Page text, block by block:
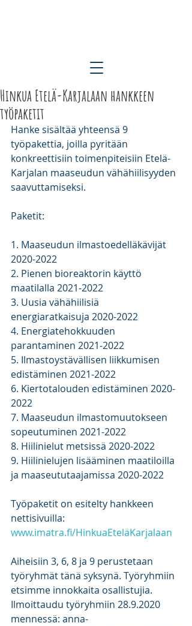
Hinkua Etelä-Karjalaan hankkeen
työpaketit
Hanke sisältää yhteensä 9
työpakettia, joilla pyritään
konkreettisiin toimenpiteisiin Etelä-
Karjalan maaseudun vähähiilisyyden
saavuttamiseksi.
Paketit:
1. Maaseudun ilmastoedelläkävijät
2020-2022
2. Pienen bioreaktorin käyttö
maatilalla 2021-2022
3. Uusia vähähiilisiä
energiaratkaisuja 2020-2022
4. Energiatehokkuuden
parantaminen 2021-2022
5. Ilmastoystävällisen liikkumisen
edistäminen 2021-2022
6. Kiertotalouden edistäminen 2020-
2022
7. Maaseudun ilmastomuutokseen
sopeutuminen 2021-2022
8. Hiilinielut metsissä 2020-2022
9. Hiilinielujen lisääminen maatiloilla
ja maaseututaajamissa 2020-2022
Työpaketit on esitelty hankkeen
nettisivuilla:
www.imatra.fi/HinkuaEteläKarjalaan
Aiheisiin 3, 6, 8 ja 9 perustetaan
työryhmät tänä syksynä. Työryhmiin
etsimme innokkaita osallistujia.
Ilmoittaudu työryhmiin 28.9.2020
mennessä: anna-